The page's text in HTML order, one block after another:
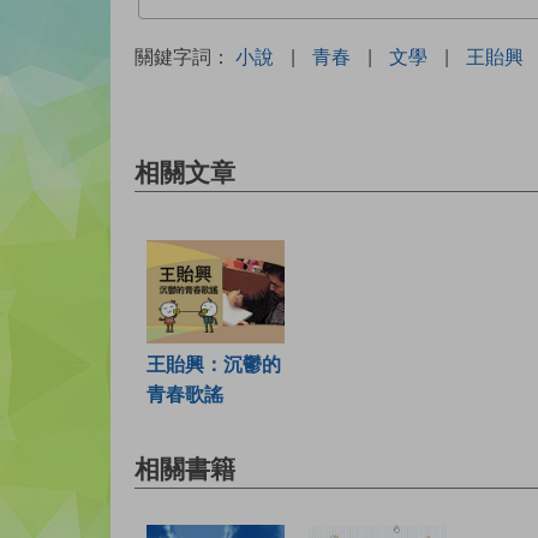
關鍵字詞： 小說 | 青春 | 文學 | 王貽興
相關文章
王貽興：沉鬱的
青春歌謠
相關書籍